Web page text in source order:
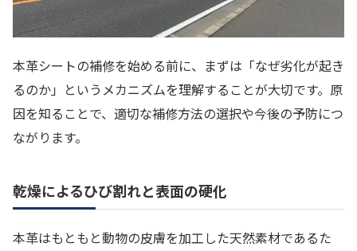
本革シートの補修を始める前に、まずは「なぜ劣化が起き
るのか」というメカニズムを理解することが大切です。原
因を知ることで、適切な補修方法の選択や今後の予防につ
ながります。
乾燥によるひび割れと表面の硬化
本革はもともと動物の皮膚を加工した天然素材であるた